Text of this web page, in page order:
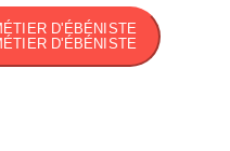
D'ÉBÉNISTE
D'ÉBÉNISTE